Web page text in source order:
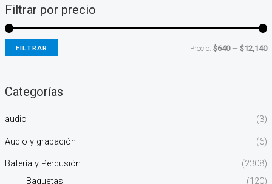
Filtrar por precio
FILTRAR Precio:$640—$12,140
Categorías
audio (3)
Audio y grabación (6)
Batería y Percusión
(2308)
Baquetas
(120)